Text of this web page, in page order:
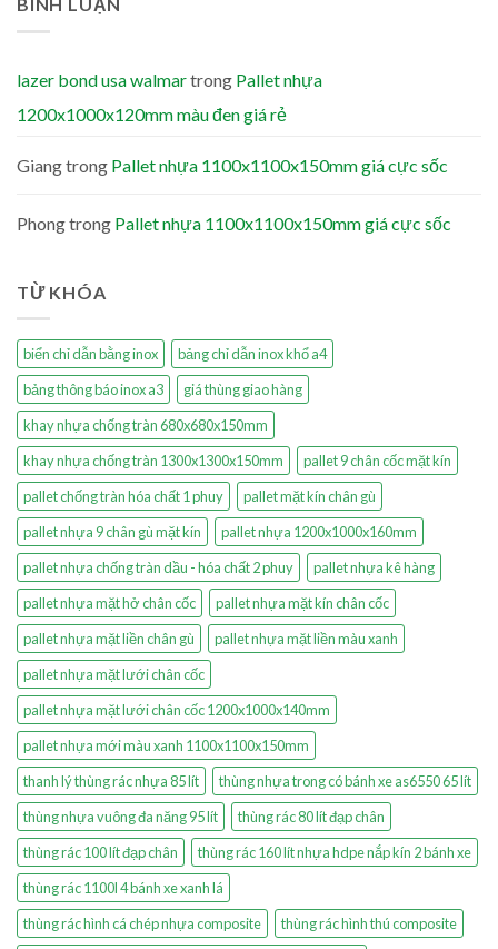
lazer bond usa walmartrong Pallet nhựa
1200x1000x120mm màu đen giá rẻ
Giangtrong Pallet nhựa 1100x1100x150mm giá cực sốc
Phongtrong Pallet nhựa 1100x1100x150mm giá cực sốc
TỪ KHÓA
biển chỉ dẫn bằng inox
bảng chỉ dẫn inox khổ a4
bảng thông báo inox a3
giá thùng giao hàng
khay nhựa chống tràn 680x680x150mm
khay nhựa chống tràn 1300x1300x150mm
pallet 9 chân cốc mặt kín
pallet chống tràn hóa chất 1 phuy
pallet mặt kín chân gù
pallet nhựa 9 chân gù mặt kín
pallet nhựa 1200x1000x160mm
pallet nhựa chống tràn dầu - hóa chất 2 phuy
pallet nhựa kê hàng
pallet nhựa mặt hở chân cốc
pallet nhựa mặt kín chân cốc
pallet nhựa mặt liền chân gù
pallet nhựa mặt liền màu xanh
pallet nhựa mặt lưới chân cốc
pallet nhựa mặt lưới chân cốc 1200x1000x140mm
pallet nhựa mới màu xanh 1100x1100x150mm
thanh lý thùng rác nhựa 85 lít
thùng nhựa trong có bánh xe as6550 65 lít
thùng nhựa vuông đa năng 95 lít
thùng rác 80 lít đạp chân
thùng rác 100 lít đạp chân
thùng rác 160 lít nhựa hdpe nắp kín 2 bánh xe
thùng rác 1100l 4 bánh xe xanh lá
thùng rác hình cá chép nhựa composite
thùng rác hình thú composite